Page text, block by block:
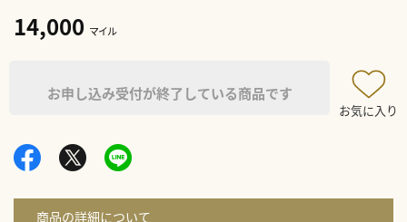
14,000 マイル
お申し込み受付が終了している商品です
お気に入り